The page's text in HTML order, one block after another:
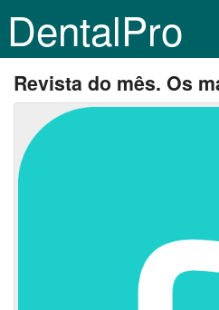
DentalPro
Revista do mês. Os